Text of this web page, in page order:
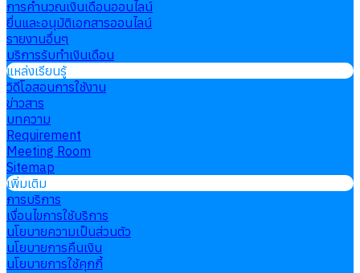
การคำนวณเงินเดือนออนไลน์
ยื่นและอนุมัติเอกสารออนไลน์
รายงานอื่นๆ
บริการรับทำเงินเดือน
แหล่งเรียนรู้
วิดีโอสอนการใช้งาน
ข่าวสาร
บทความ
Requirement
Meeting Room
Sitemap
เพิ่มเติม
การบริการ
เงื่อนไขการใช้บริการ
นโยบายความเป็นส่วนตัว
นโยบายการคืนเงิน
นโยบายการใช้คุกกี้